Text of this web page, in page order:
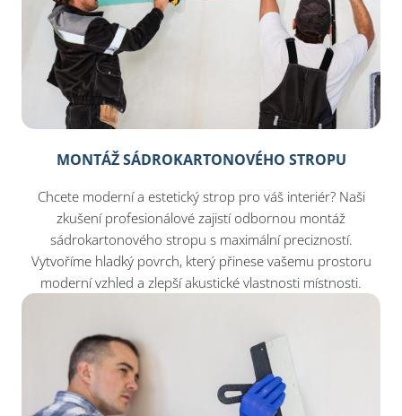
MONTÁŽ SÁDROKARTONOVÉHO STROPU
Chcete moderní a estetický strop pro váš interiér? Naši
zkušení profesionálové zajistí odbornou montáž
sádrokartonového stropu s maximální precizností.
Vytvoříme hladký povrch, který přinese vašemu prostoru
moderní vzhled a zlepší akustické vlastnosti místnosti.